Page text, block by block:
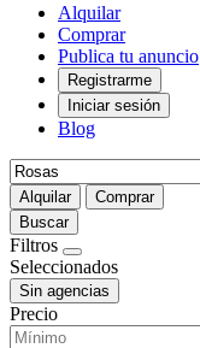
Alquilar
Comprar
Publica tu anuncio
Registrarme
Iniciar sesión
Blog
Alquilar
Comprar
Buscar
Filtros
Seleccionados
Sin agencias
Precio